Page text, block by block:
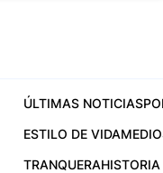
ÚLTIMAS NOTICIAS
ESTILO DE VIDA
TRANQUERAHISTORIA